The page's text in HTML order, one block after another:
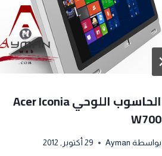
الحاسوب اللوحي Acer Iconia
W700
بواسطة Ayman 29 أكتوبر, 2012